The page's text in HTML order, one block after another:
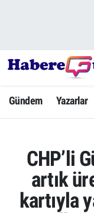
Gündem Yazarlar
CHP’li
artık
kartıyla
Yazarlar
Dünya
Ekonomi
Yaşam
Hava Durumu
Trafik Durumu
Süper Lig
Tüm Manşetler
Son Dakika